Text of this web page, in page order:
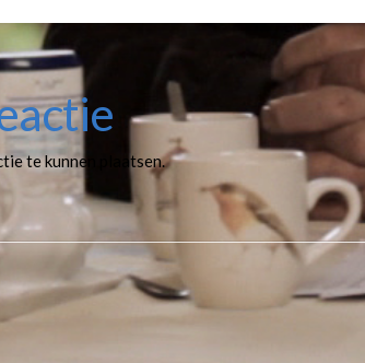
te kunnen plaatsen.